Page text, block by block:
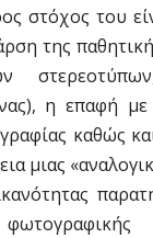
στόχος του
της
η επαφή με
καθώς
μιας